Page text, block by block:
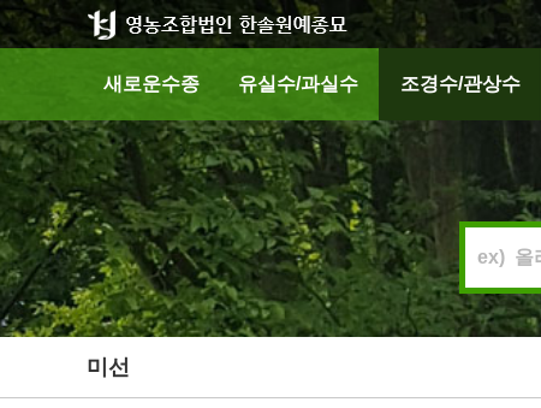
새로운수종 유실수/과실수 조경수/관상수
미선